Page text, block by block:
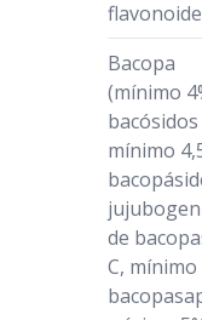
Bacopa
(mínimo
bacósidos
mínimo
de
C, mínimo